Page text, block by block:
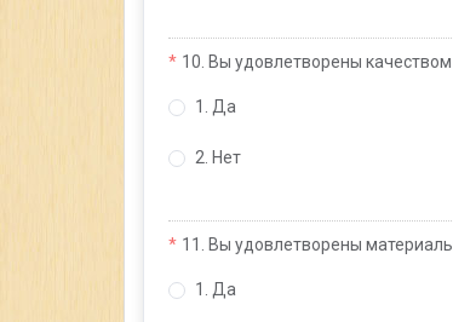
10. Вы удовлетворены
1. Да
2. Нет
11. Вы удовлетворены
1. Да